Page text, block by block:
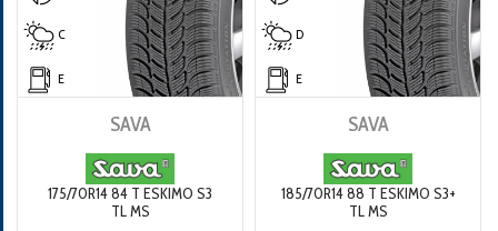
C
E
SAVA
175/70R14 84 T ESKIMO S3
TL MS
D
E
SAVA
185/70R14 88 T ESKIMO S3+
TL MS